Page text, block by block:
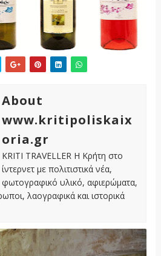
About
www.kritipoliskaix
oria.gr
KRITI TRAVELLER Η Κρήτη στο
ίντερνετ με πολιτιστικά νέα,
φωτογραφικό υλικό, αφιερώματα,
λαογραφικά και ιστορικά